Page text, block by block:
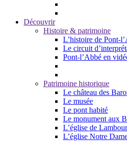
Découvrir
Histoire & patrimoine
L’histoire de Pont-
Le circuit
Pont-l’Abbé en
Patrimoine historique
Le château des
Le musée
Le pont habité
Le monument aux
L’église de Lambour
L’église Notre